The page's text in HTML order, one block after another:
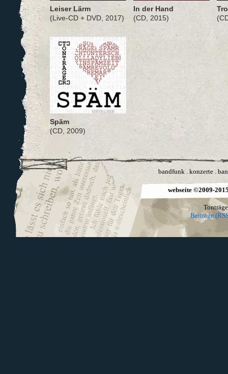
Leiser Lärm
(Live-CD + DVD, 2017)
In der Hand
(CD, 2015)
Späm
(CD, 2009)
bandfunk. konzerte.
webseite ©2009-
Beiträge